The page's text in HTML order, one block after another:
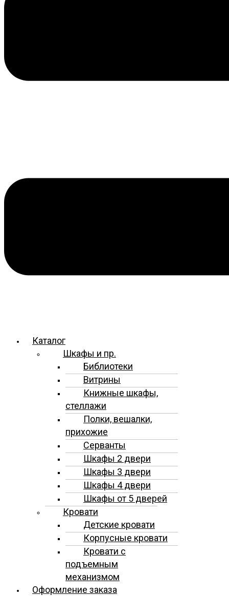
Каталог
Шкафы и пр.
Библиотеки
Витрины
Книжные шкафы,
стеллажи
Полки, вешалки,
прихожие
Серванты
Шкафы 2 двери
Шкафы 3 двери
Шкафы 4 двери
Шкафы от 5 дверей
Кровати
Детские кровати
Корпусные кровати
Кровати с
подъемным
механизмом
Оформление заказа